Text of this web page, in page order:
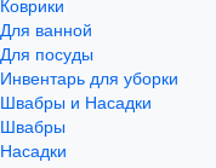
Коврики
Для ванной
Для посуды
Инвентарь для уборки
Швабры и Насадки
Швабры
Насадки